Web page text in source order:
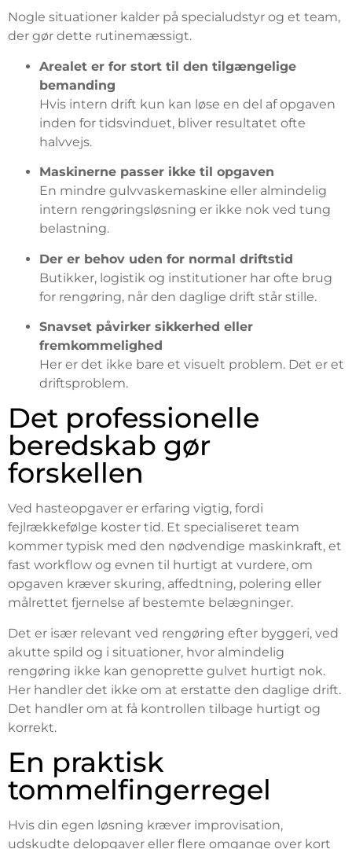
Nogle situationer kalder på specialudstyr og et team,
der gør dette rutinemæssigt.
Arealet er for stort til den tilgængelige
bemanding
Hvis intern drift kun kan løse en del af opgaven
inden for tidsvinduet, bliver resultatet ofte
halvvejs.
Maskinerne passer ikke til opgaven
En mindre gulvvaskemaskine eller almindelig
intern rengøringsløsning er ikke nok ved tung
belastning.
Der er behov uden for normal driftstid
Butikker, logistik og institutioner har ofte brug
for rengøring, når den daglige drift står stille.
Snavset påvirker sikkerhed eller
fremkommelighed
Her er det ikke bare et visuelt problem. Det er et
driftsproblem.
Det professionelle
beredskab gør
forskellen
Ved hasteopgaver er erfaring vigtig, fordi
fejlrækkefølge koster tid. Et specialiseret team
kommer typisk med den nødvendige maskinkraft, et
fast workflow og evnen til hurtigt at vurdere, om
opgaven kræver skuring, affedtning, polering eller
målrettet fjernelse af bestemte belægninger.
Det er især relevant ved rengøring efter byggeri, ved
akutte spild og i situationer, hvor almindelig
rengøring ikke kan genoprette gulvet hurtigt nok.
Her handler det ikke om at erstatte den daglige drift.
Det handler om at få kontrollen tilbage hurtigt og
korrekt.
En praktisk
tommelfingerregel
Hvis din egen løsning kræver improvisation,
udskudte delopgaver eller flere omgange over kort